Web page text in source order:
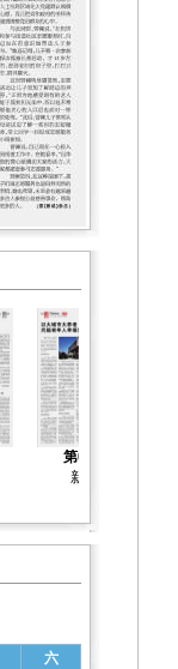
第04版
新闻
六